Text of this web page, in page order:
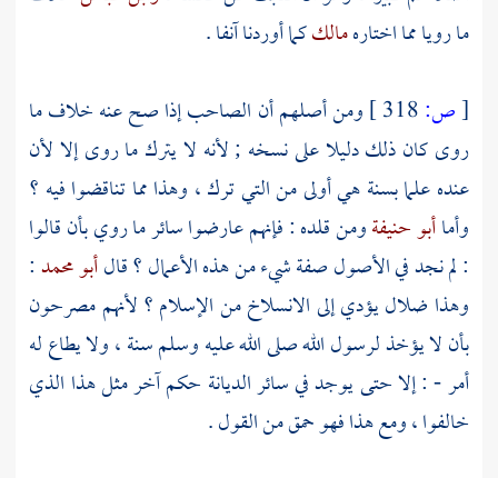
ما رويا مما اختارهمالككما أوردنا آنفا .
[ص:
ومن أصلهم أن الصاحب إذا صح عنه خلاف ما
روى كان ذلك دليلا على نسخه ; لأنه لا يترك ما روى إلا لأن
عنده علما بسنة هي أولى من التي ترك ، وهذا مما تناقضوا فيه ؟
وأماأبو حنيفةومن قلده : فإنهم عارضوا سائر ما روي بأن قالوا
: لم نجد في الأصول صفة شيء من هذه الأعمال ؟ قالأبو محمد:
وهذا ضلال يؤدي إلى الانسلاخ من الإسلام ؟ لأنهم مصرحون
بأن لا يؤخذ لرسول الله صلى الله عليه وسلم سنة ، ولا يطاع له
أمر - : إلا حتى يوجد في سائر الديانة حكم آخر مثل هذا الذي
خالفوا ، ومع هذا فهو حمق من القول .